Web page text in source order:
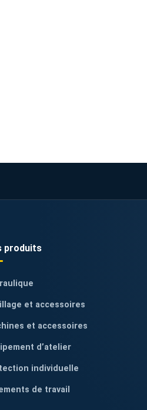
produits
et accessoires
et accessoires
d’atelier
individuelle
de travail